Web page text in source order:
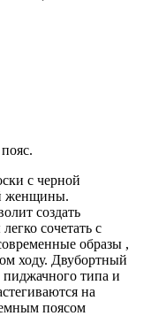
с черной
женщины.
создать
сочетать с
образы ,
ходу. Двубортный
типа и
на
поясом